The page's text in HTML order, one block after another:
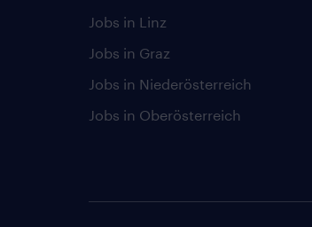
Jobs in Linz
Jobs in Graz
Jobs in Niederösterreich
Jobs in Oberösterreich